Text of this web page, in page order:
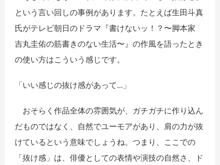
という言い回しの事例があります。たとえば生田斗真
氏がテレビ朝日のドラマ『書けないッ！？〜脚本家
吉丸圭佑の筋書きのない生活〜』の作風を語ったとき
の使い方はこういう感じです。
「いい感じの抜け感があって...」
おそらく作品全体の雰囲気が、ガチガチに作り込ん
だものではなく、自然でユーモアがあり、肩の力が抜
けているという意味でしょうね。つまり、ここでの
「抜け感」は、俳優としての表情や演技の自然さ、ド